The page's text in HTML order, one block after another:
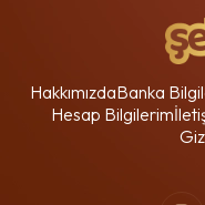
HakkımızdaBanka
Hesap Bilgilerim